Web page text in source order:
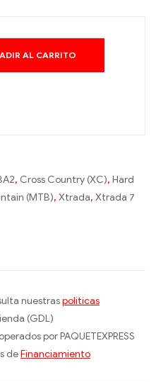
AL CARRITO
, Cross Country (XC), Hard
(MTB), Xtrada, Xtrada 7
nuestraspoliticas
(GDL)
por PAQUETEXPRESS
deFinanciamiento